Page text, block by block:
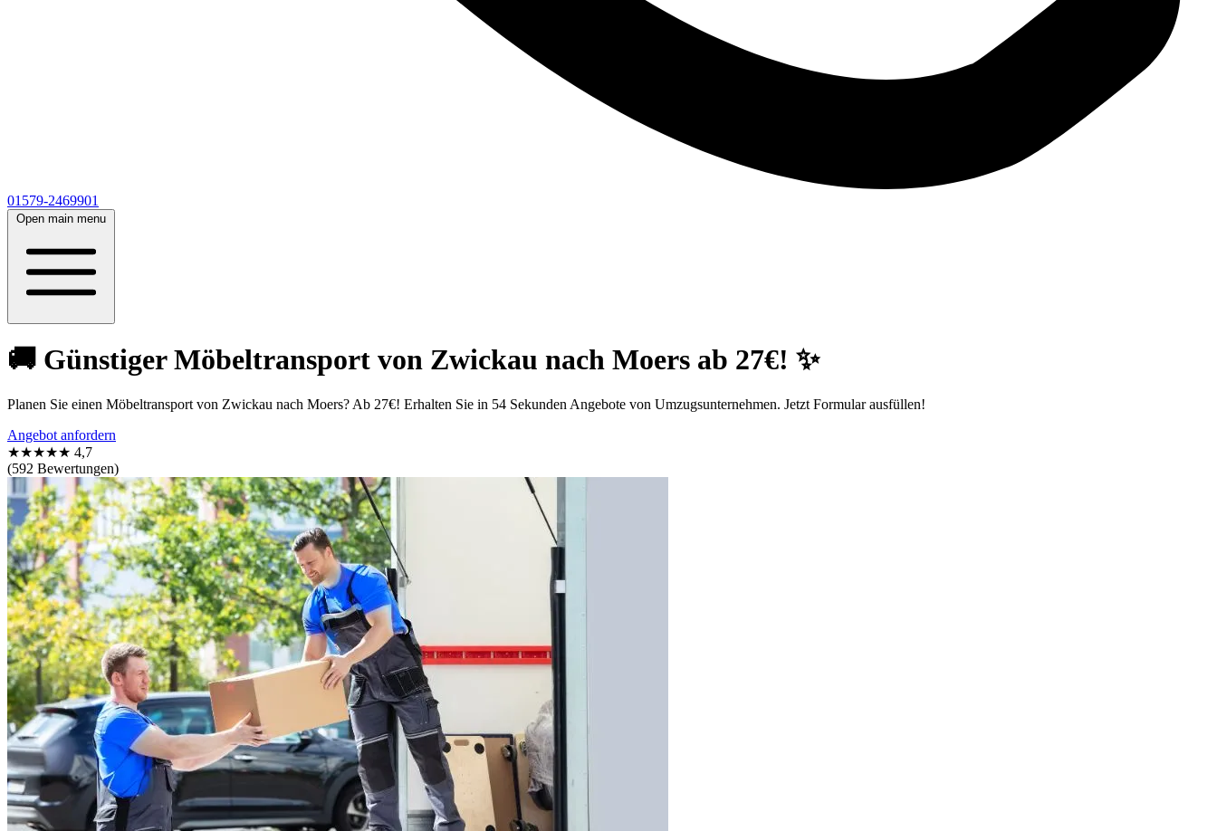
01579-2469901
Open main menu
🚚 Günstiger Möbeltransport von Zwickau nach Moers ab 27€! ✨
Planen Sie einen Möbeltransport von Zwickau nach Moers? Ab 27€! Erhalten Sie in 54 Sekunden Angebote von Umzugsunternehmen. Jetzt Formular ausfüllen!
Angebot anfordern
★★★★★ 4,7
(592 Bewertungen)